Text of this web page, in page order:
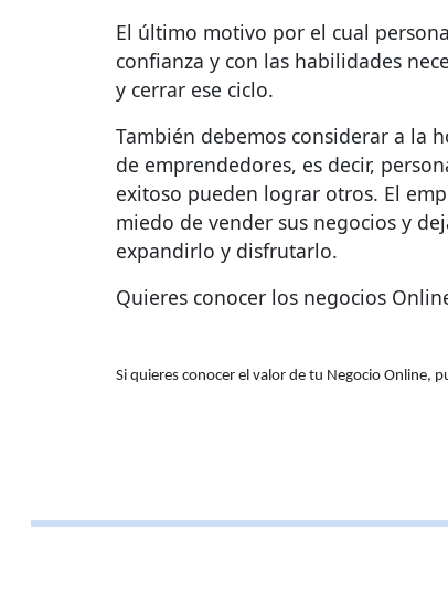
El último motivo por el cual
confianza y con las habilidades
y cerrar ese ciclo.
También debemos considerar a la
de emprendedores, es decir,
exitoso pueden lograr otros. El
miedo de vender sus negocios y
expandirlo y disfrutarlo.
Quieres conocer los negocios
Si quieres conocer el valor de tu Negocio Online,